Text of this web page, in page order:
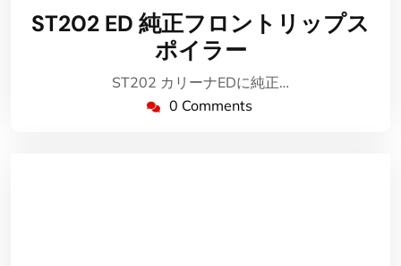
7
月
3
ST202 ED 純正フロントリップス
ポイラー
ST202 カリーナEDに純正…
0 Comments